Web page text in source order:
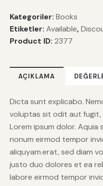
Kategoriler: Books
Etiketler: Available,
Product ID: 2377
AÇIKLAMA
Dicta sunt explicabo.
voluptas sit odit aut fugit,
Lorem ipsum dolor. Aquia
nonum eirmod tempor
aliquyam.erat, sed diam
justo duo dolores et ea
labore eirmod tempor